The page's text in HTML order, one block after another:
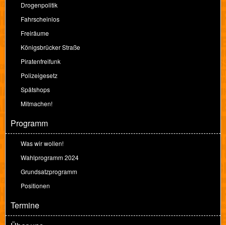
Drogenpolitik
Fahrscheinlos
Freiräume
Königsbrücker Straße
Piratenfreifunk
Polizeigesetz
Spätshops
Mitmachen!
Programm
Was wir wollen!
Wahlprogramm 2024
Grundsatzprogramm
Positionen
Termine